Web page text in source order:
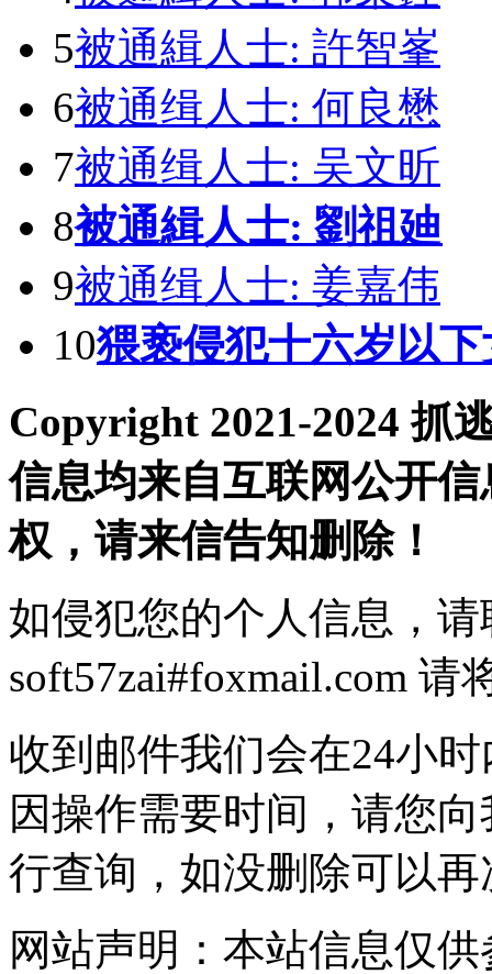
5被通緝人士: 許智峯
6被通缉人士: 何良懋
7被通缉人士: 吴文昕
8被通緝人士: 劉祖廸
9被通缉人士: 姜嘉伟
10猥亵侵犯十六岁以
Copyright 2021-2024 抓
信息均来自互联网公开
权，请来信告知删除！
如侵犯您的个人信息，
soft57zai#foxmail.com 请
收到邮件我们会在24小
因操作需要时间，请您
行查询，如没删除可以
网站声明：本站信息仅